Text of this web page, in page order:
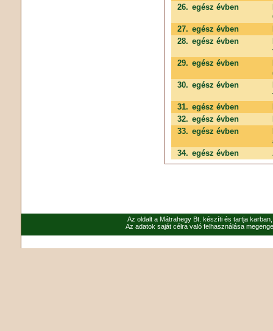
26. egész évben
27. egész évben
28. egész évben
29. egész évben
30. egész évben
31. egész évben
32. egész évben
33. egész évben
34. egész évben
Az oldalt a Mátrahegy Bt. készíti és tartja
Az adatok saját célra való felhasználása